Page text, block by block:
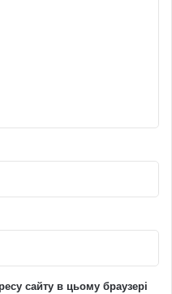
сайту в цьому браузері